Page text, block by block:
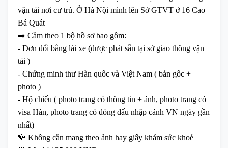
vận tải nơi cư trú. Ở Hà Nội mình lên Sở GTVT ở 16 Cao
Bá Quát
➡️ Cầm theo 1 bộ hồ sơ bao gồm:
- Đơn đổi bằng lái xe (được phát sẵn tại sở giao thông vận
tải )
- Chứng minh thư Hàn quốc và Việt Nam ( bản gốc +
photo )
- Hộ chiếu ( photo trang có thông tin + ảnh, photo trang có
visa Hàn, photo trang có đóng dấu nhập cảnh VN ngày gần
nhất)
🪸 Không cần mang theo ảnh hay giấy khám sức khoẻ